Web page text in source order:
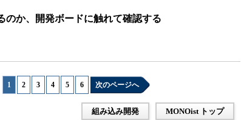
のか、開発ボードに触れて確認する
1 2 3 4 5 6 次のページへ
組み込み開発 MONOist トップ